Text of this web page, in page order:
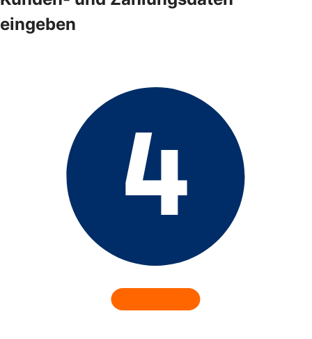
eingeben